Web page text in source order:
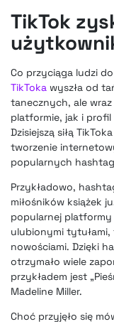
TikTok
Co przyciąga ludzi
TikToka wyszła od
tanecznych, ale
platformie, jak i profil
Dzisiejszą siłą
tworzenie
popularnych
Przykładowo,
miłośników książek
popularnej platformy
ulubionymi
nowościami. Dzięki
otrzymało wiele
przykładem jest
Madeline Miller.
Choć przyjęło się